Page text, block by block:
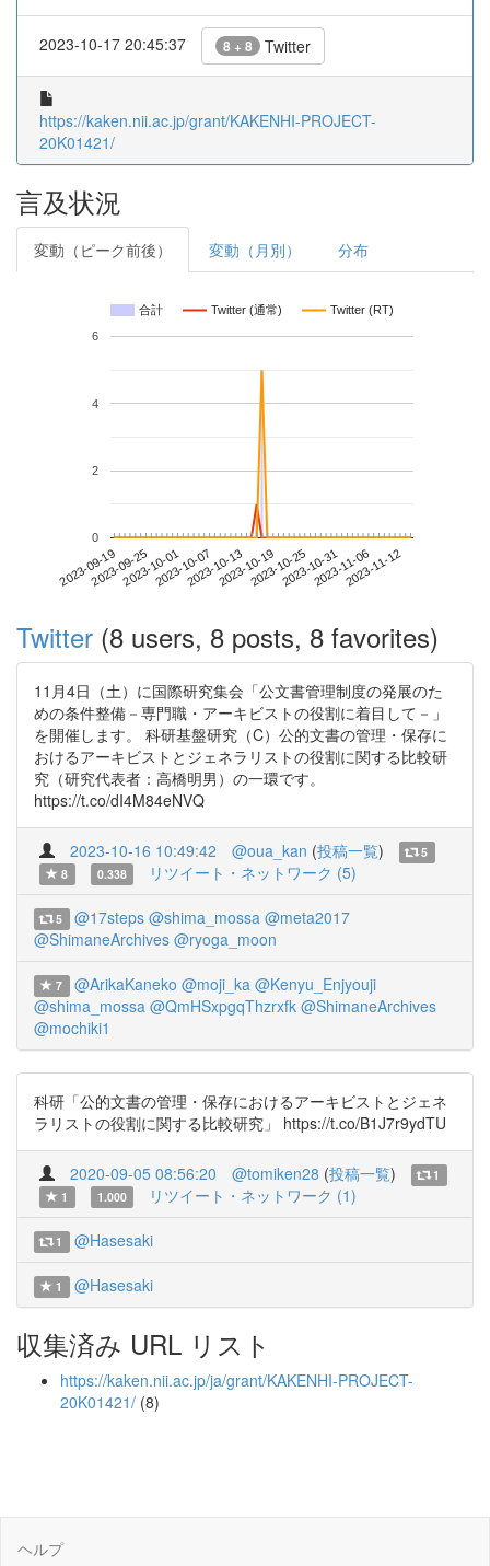
2023-10-17 20:45:37 8 + 8 Twitter
https://kaken.nii.ac.jp/grant/KAKENHI-PROJECT-
20K01421/
言及状況
変動（ピーク前後） 変動（月別） 分布
合計 Twitter (通常) Twitter (RT)
2023-09-192023-09-252023-10-012023-10-072023-10-132023-10-192023-10-252023-10-312023-11-062023-11-12
0
2
4
6
Twitter (8 users, 8 posts, 8 favorites)
11月4日（土）に国際研究集会「公文書管理制度の発展のた
めの条件整備－専門職・アーキビストの役割に着目して－」
を開催します。 科研基盤研究（C）公的文書の管理・保存に
おけるアーキビストとジェネラリストの役割に関する比較研
究（研究代表者：高橋明男）の一環です。
https://t.co/dI4M84eNVQ
2023-10-16 10:49:42 @oua_kan (投稿一覧)
5
8
0.338 リツイート・ネットワーク (5)
5 @17steps @shima_mossa @meta2017
@ShimaneArchives @ryoga_moon
7 @ArikaKaneko @moji_ka @Kenyu_Enjyouji
@shima_mossa @QmHSxpgqThzrxfk @ShimaneArchives
@mochiki1
科研「公的文書の管理・保存におけるアーキビストとジェネ
ラリストの役割に関する比較研究」 https://t.co/B1J7r9ydTU
2020-09-05 08:56:20 @tomiken28 (投稿一覧)
1
1
1.000 リツイート・ネットワーク (1)
1 @Hasesaki
1 @Hasesaki
収集済み URL リスト
https://kaken.nii.ac.jp/ja/grant/KAKENHI-PROJECT-
20K01421/ (8)
ヘルプ